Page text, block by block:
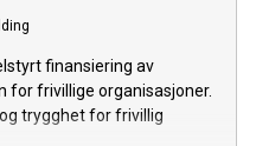
finansiering av
for frivillige organisasjoner.
trygghet for frivillig